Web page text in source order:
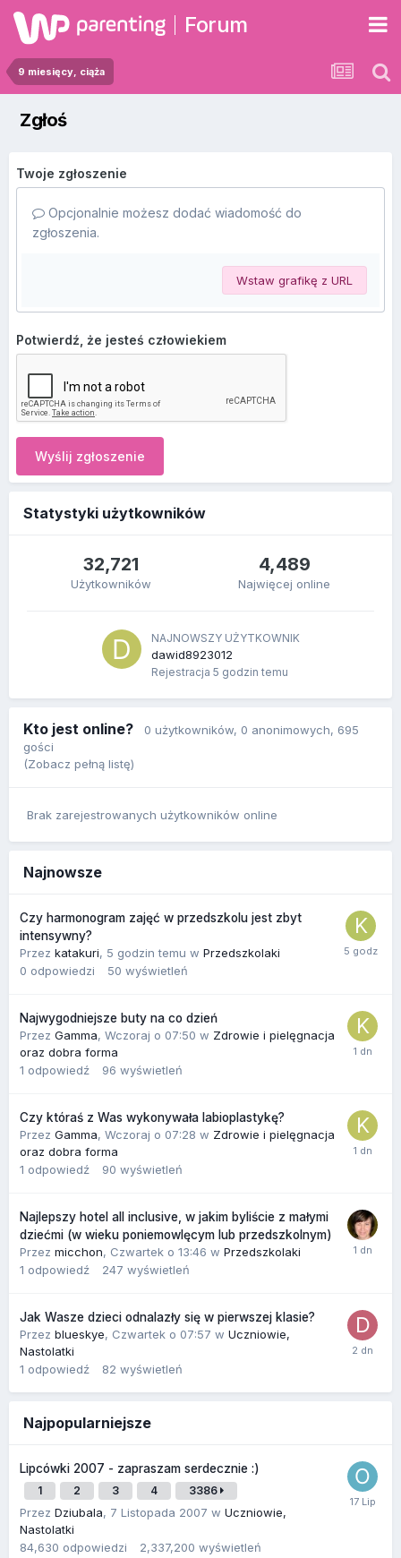
Forum
9 miesięcy, ciąża
Zgłoś
Twoje zgłoszenie
Opcjonalnie możesz dodać wiadomość do
zgłoszenia.
Wstaw grafikę z URL
Potwierdź, że jesteś człowiekiem
Wyślij zgłoszenie
Statystyki użytkowników
32,721
Użytkowników
4,489
Najwięcej online
NAJNOWSZY UŻYTKOWNIK
dawid8923012
Rejestracja 5 godzin temu
Kto jest online? 0 użytkowników, 0 anonimowych, 695
gości
(Zobacz pełną listę)
Brak zarejestrowanych użytkowników online
Najnowsze
Czy harmonogram zajęć w przedszkolu jest zbyt
intensywny?
Przez katakuri, 5 godzin temu w Przedszkolaki
0 odpowiedzi 50 wyświetleń
Najwygodniejsze buty na co dzień
Przez Gamma, Wczoraj o 07:50 w Zdrowie i pielęgnacja
oraz dobra forma
1 odpowiedź 96 wyświetleń
Czy któraś z Was wykonywała labioplastykę?
Przez Gamma, Wczoraj o 07:28 w Zdrowie i pielęgnacja
oraz dobra forma
1 odpowiedź 90 wyświetleń
Najlepszy hotel all inclusive, w jakim byliście z małymi
dziećmi (w wieku poniemowlęcym lub przedszkolnym)
Przez micchon, Czwartek o 13:46 w Przedszkolaki
1 odpowiedź 247 wyświetleń
Jak Wasze dzieci odnalazły się w pierwszej klasie?
Przez blueskye, Czwartek o 07:57 w Uczniowie,
Nastolatki
1 odpowiedź 82 wyświetleń
Najpopularniejsze
Lipcówki 2007 - zapraszam serdecznie :)
1 2 3 4 3386
Przez Dziubala, 7 Listopada 2007 w Uczniowie,
Nastolatki
84,630 odpowiedzi 2,337,200 wyświetleń